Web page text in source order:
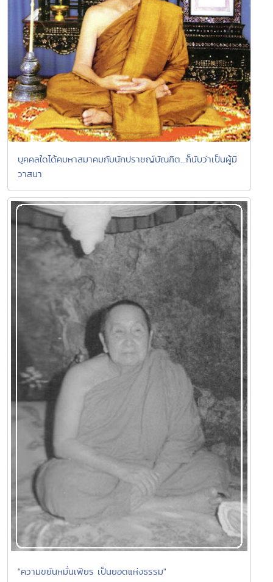
บุคคลใดได้คบหาสมาคมกับนักปราชญ์บัณฑิต...ก็นับว่าเป็นผู้มี
วาสนา
"ความขยันหมั่นเพียร เป็นยอดแห่งธรรม"